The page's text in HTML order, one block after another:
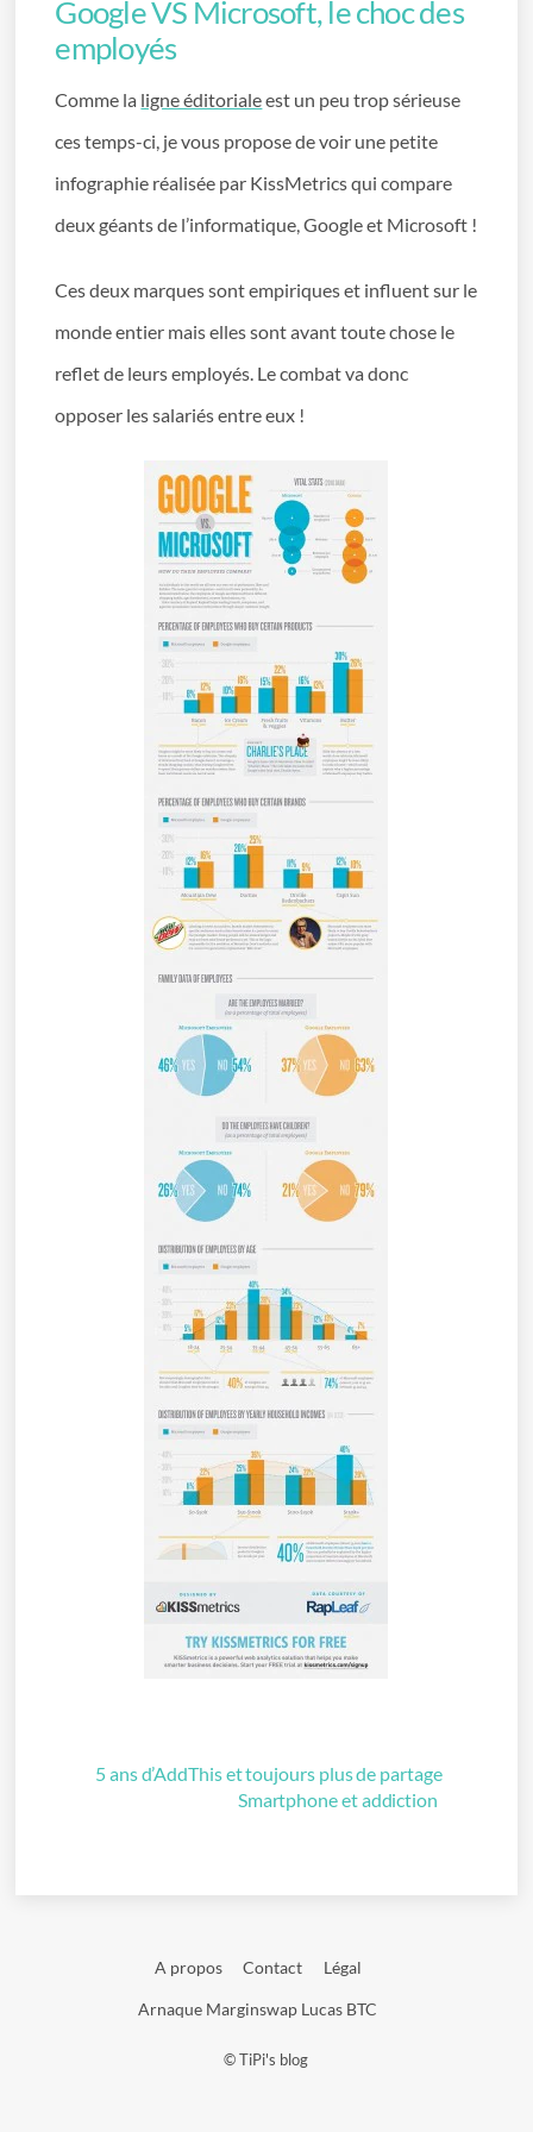
Google VS Microsoft, le choc des
employés
Comme la ligne éditorialeest un peu trop sérieuse
ces temps-ci, je vous propose de voir une petite
infographie réalisée par KissMetrics qui compare
deux géants de l’informatique, Google et Microsoft !
Ces deux marques sont empiriques et influent sur le
monde entier mais elles sont avant toute chose le
reflet de leurs employés. Le combat va donc
opposer les salariés entre eux !
5 ans d’AddThis et toujours plus de partage
Smartphone et addiction
A propos Contact Légal
Arnaque Marginswap Lucas BTC
©TiPi's blog